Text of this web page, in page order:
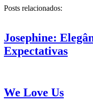
Posts relacionados:
Josephine:
Expectativas
We Love Us